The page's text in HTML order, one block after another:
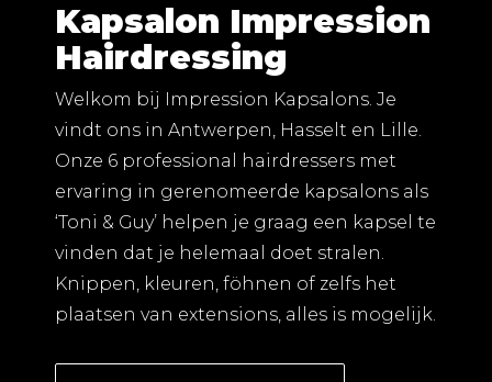
Kapsalon Impression
Hairdressing
Welkom bij Impression Kapsalons. Je
vindt ons in Antwerpen, Hasselt en Lille.
Onze 6 professional hairdressers met
ervaring in gerenomeerde kapsalons als
‘Toni & Guy’ helpen je graag een kapsel te
vinden dat je helemaal doet stralen.
Knippen, kleuren, föhnen of zelfs het
plaatsen van extensions, alles is mogelijk.